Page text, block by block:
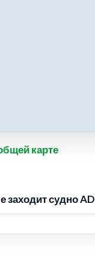
карте
судно